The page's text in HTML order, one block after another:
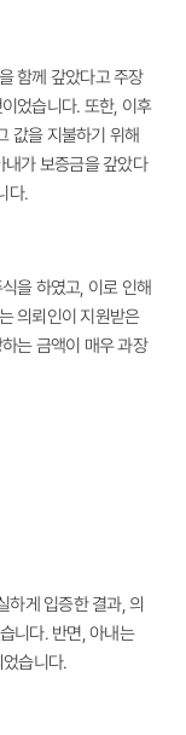
함께 갚았다고 주장
었습니다. 또한, 이후
값을 지불하기 위해
가 보증금을 갚았다
다.
을 하였고, 이로 인해
의뢰인이 지원받은
는 금액이 매우 과장
하게 입증한 결과, 의
니다. 반면, 아내는
습니다.